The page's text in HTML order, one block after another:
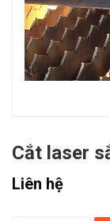
Cắt laser
Liên hệ